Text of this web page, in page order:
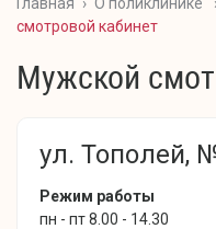
смотровой кабинет
Мужской
ул. Тополей,
Режим работы
пн - пт 8.00 - 14.30